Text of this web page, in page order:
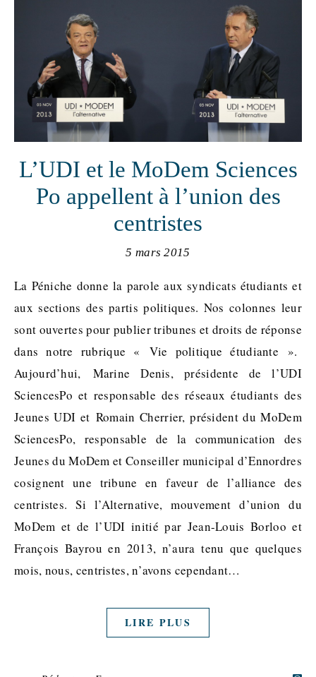
L’UDI et le MoDem Sciences
Po appellent à l’union des
centristes
5 mars 2015
La Péniche donne la parole aux syndicats étudiants et
aux sections des partis politiques. Nos colonnes leur
sont ouvertes pour publier tribunes et droits de réponse
dans notre rubrique « Vie politique étudiante ».
Aujourd’hui, Marine Denis, présidente de l’UDI
SciencesPo et responsable des réseaux étudiants des
Jeunes UDI et Romain Cherrier, président du MoDem
SciencesPo, responsable de la communication des
Jeunes du MoDem et Conseiller municipal d’Ennordres
cosignent une tribune en faveur de l’alliance des
centristes. Si l’Alternative, mouvement d’union du
MoDem et de l’UDI initié par Jean-Louis Borloo et
François Bayrou en 2013, n’aura tenu que quelques
mois, nous, centristes, n’avons cependant…
LIRE PLUS